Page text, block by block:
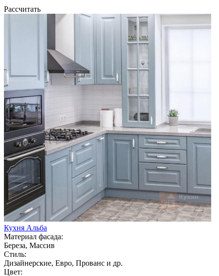
Рассчитать
Кухня Альба
Материал фасада:
Береза, Массив
Стиль:
Дизайнерские, Евро, Прованс и др.
Цвет: